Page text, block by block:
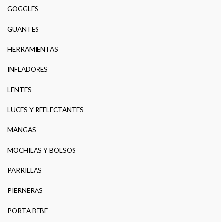
GOGGLES
GUANTES
HERRAMIENTAS
INFLADORES
LENTES
LUCES Y REFLECTANTES
MANGAS
MOCHILAS Y BOLSOS
PARRILLAS
PIERNERAS
PORTA BEBE